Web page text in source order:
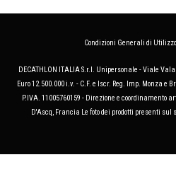
Condizioni Generali di Utilizzo
DECATHLON ITALIA S.r.l. Unipersonale - Viale
Euro 12.500.000 i.v. - C.F. e Iscr. Reg. Imp. Monza e
P.IVA. 11005760159 - Direzione e coordinamento
D'Ascq, Francia Le foto dei prodotti presenti